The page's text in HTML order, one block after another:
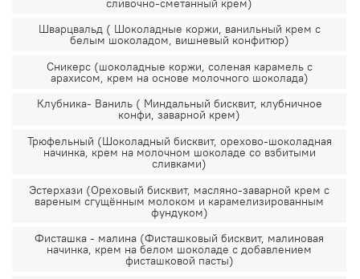
Шварцвальд ( Шоколадные коржи, ванильный крем с
белым шоколадом, вишневый конфитюр)
Сникерс (шоколадные коржи, соленая карамель с
арахисом, крем на основе молочного шоколада)
Клубника- Ваниль ( Миндальный бисквит, клубничное
конфи, заварной крем)
Трюфельный (Шоколадный бисквит, орехово-шоколадная
начинка, крем на молочном шоколаде со взбитыми
сливками)
Эстерхази (Ореховый бисквит, масляно-заварной крем с
вареным сгущённым молоком и карамелизированным
фундуком)
Фисташка - малина (Фисташковый бисквит, малиновая
начинка, крем на белом шоколаде с добавлением
фисташковой пасты)